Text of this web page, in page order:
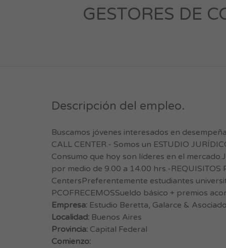
GESTORES DE
Descripción del empleo.
Buscamos jóvenes interesados en
CALL CENTER.- Somos un ESTUDIO
Consumo que hoy son líderes en el
por medio de 9.00 a 14.00 hrs.-REQUISITOS
CentersPreferentemente estudiantes
PCOFRECEMOSSueldo básico + premios
Empresa: Estudio Beretta, Galarce &
Localidad: Buenos Aires
Provincia: Capital Federal
Comienzo: